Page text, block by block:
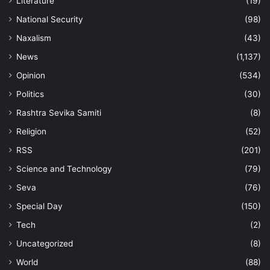
National Security
(98)
Naxalism
(43)
News
(1,137)
Opinion
(534)
Politics
(30)
Rashtra Sevika Samiti
(8)
Religion
(52)
RSS
(201)
Science and Technology
(79)
Seva
(76)
Special Day
(150)
Tech
(2)
Uncategorized
(8)
World
(88)